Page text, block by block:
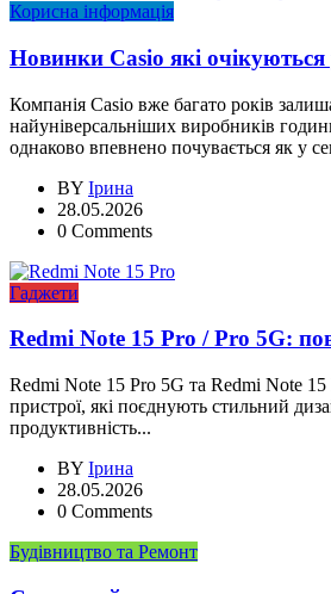
Корисна інформація
Новинки Casio які очікуються
Компанія Casio вже багато років
найуніверсальніших виробників
однаково впевнено почувається як у
BY Ірина
28.05.2026
0 Comments
Гаджети
Redmi Note 15 Pro / Pro 5G:
Redmi Note 15 Pro 5G та Redmi Note 15
пристрої, які поєднують стильний
продуктивність...
BY Ірина
28.05.2026
0 Comments
Будівництво та Ремонт